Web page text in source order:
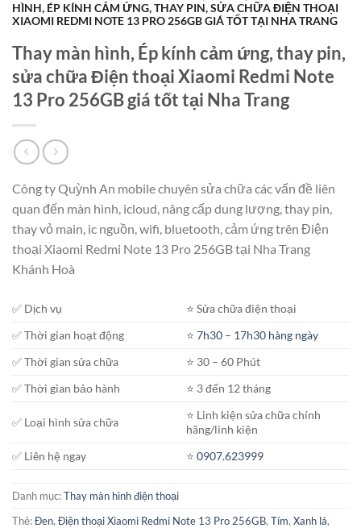
HÌNH, ÉP KÍNH CẢM ỨNG, THAY PIN, SỬA CHỮA ĐIỆN THOẠI
XIAOMI REDMI NOTE 13 PRO 256GB GIÁ TỐT TẠI NHA TRANG
Thay màn hình, Ép kính cảm ứng, thay pin,
sửa chữa Điện thoại Xiaomi Redmi Note
13 Pro 256GB giá tốt tại Nha Trang
Công ty Quỳnh An mobile chuyên sửa chữa các vấn đề liên
quan đến màn hình, icloud, nâng cấp dung lượng, thay pin,
thay vỏ main, ic nguồn, wifi, bluetooth, cảm ứng trên Điện
thoại Xiaomi Redmi Note 13 Pro 256GB tại Nha Trang
Khánh Hoà
✅ Dịch vụ
⭐️ Sửa chữa điện thoại
✅ Thời gian hoạt động
⭐️7h30 – 17h30 hàng ngày
✅ Thời gian sửa chữa
⭐️ 30 – 60 Phút
✅ Thời gian bảo hành
⭐️ 3 đến 12 tháng
✅ Loại hình sửa chữa
⭐️ Linh kiện sửa chữa chính
hãng/linh kiện
✅ Liên hệ ngay
⭐️0907.623999
Danh mục:Thay màn hình điện thoại
Thẻ:Đen, Điện thoại Xiaomi Redmi Note 13 Pro 256GB, Tím, Xanh lá,